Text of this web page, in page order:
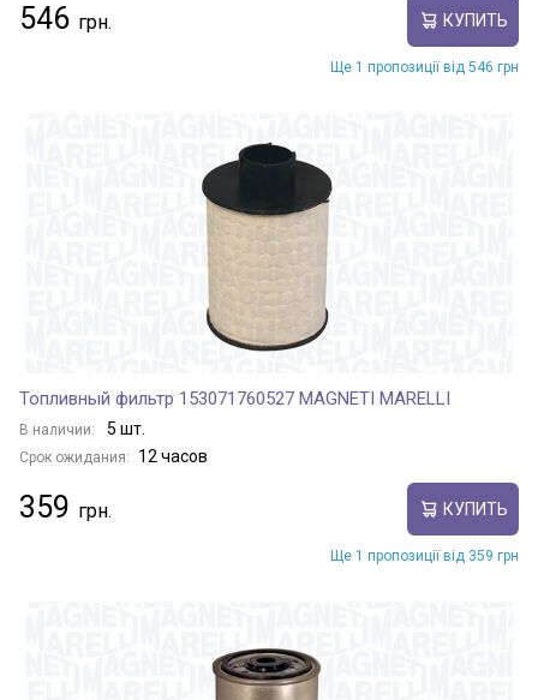
546 КУПИТЬ
Ще 1 пропозиції від 546 грн
Топливный фильтр 153071760527 MAGNETI MARELLI
В наличии: 5 шт.
Срок ожидания: 12 часов
359 КУПИТЬ
Ще 1 пропозиції від 359 грн